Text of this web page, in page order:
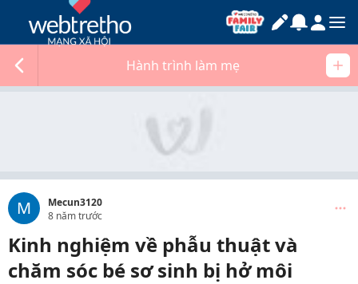
Hành trình làm mẹ
M
Mecun3120
8 năm trước
Kinh nghiệm về phẫu thuật và
chăm sóc bé sơ sinh bị hở môi